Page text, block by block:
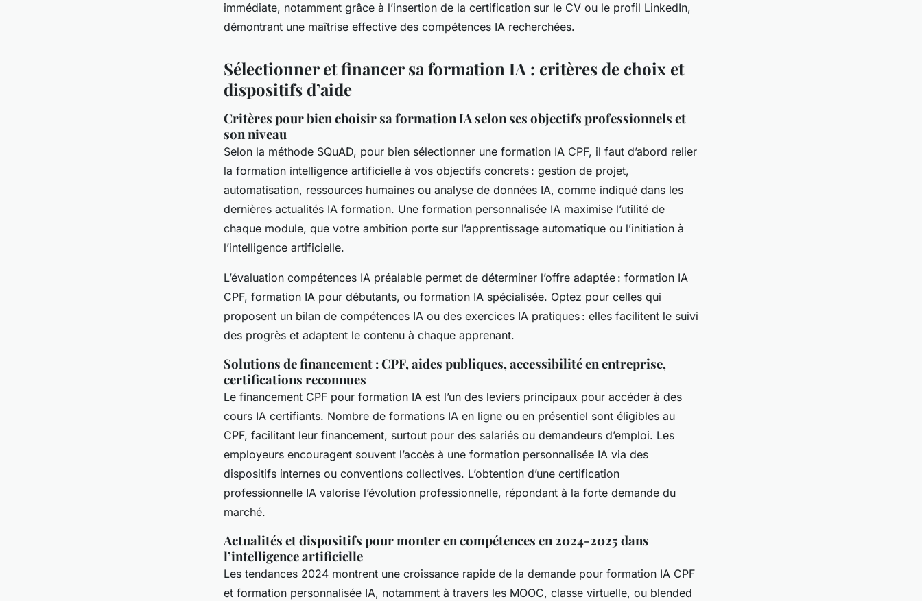
immédiate, notamment grâce à l’insertion de la certification sur le CV ou le profil LinkedIn,
démontrant une maîtrise effective des compétences IA recherchées.
Sélectionner et financer sa formation IA : critères de choix et
dispositifs d’aide
Critères pour bien choisir sa formation IA selon ses objectifs professionnels et
son niveau
Selon la méthode SQuAD, pour bien sélectionner une formation IA CPF, il faut d’abord relier
la formation intelligence artificielle à vos objectifs concrets : gestion de projet,
automatisation, ressources humaines ou analyse de données IA, comme indiqué dans les
dernières actualités IA formation. Une formation personnalisée IA maximise l’utilité de
chaque module, que votre ambition porte sur l’apprentissage automatique ou l’initiation à
l’intelligence artificielle.
L’évaluation compétences IA préalable permet de déterminer l’offre adaptée : formation IA
CPF, formation IA pour débutants, ou formation IA spécialisée. Optez pour celles qui
proposent un bilan de compétences IA ou des exercices IA pratiques : elles facilitent le suivi
des progrès et adaptent le contenu à chaque apprenant.
Solutions de financement : CPF, aides publiques, accessibilité en entreprise,
certifications reconnues
Le financement CPF pour formation IA est l’un des leviers principaux pour accéder à des
cours IA certifiants. Nombre de formations IA en ligne ou en présentiel sont éligibles au
CPF, facilitant leur financement, surtout pour des salariés ou demandeurs d’emploi. Les
employeurs encouragent souvent l’accès à une formation personnalisée IA via des
dispositifs internes ou conventions collectives. L’obtention d’une certification
professionnelle IA valorise l’évolution professionnelle, répondant à la forte demande du
marché.
Actualités et dispositifs pour monter en compétences en 2024-2025 dans
l’intelligence artificielle
Les tendances 2024 montrent une croissance rapide de la demande pour formation IA CPF
et formation personnalisée IA, notamment à travers les MOOC, classe virtuelle, ou blended